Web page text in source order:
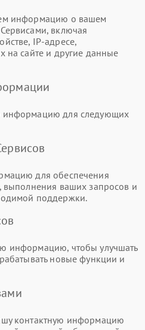
информацию о вашем
включая
IP-адресе,
на сайте и другие данные
информацию для следующих
для обеспечения
выполнения ваших запросов и
поддержки.
информацию, чтобы улучшать
новые функции и
контактную информацию